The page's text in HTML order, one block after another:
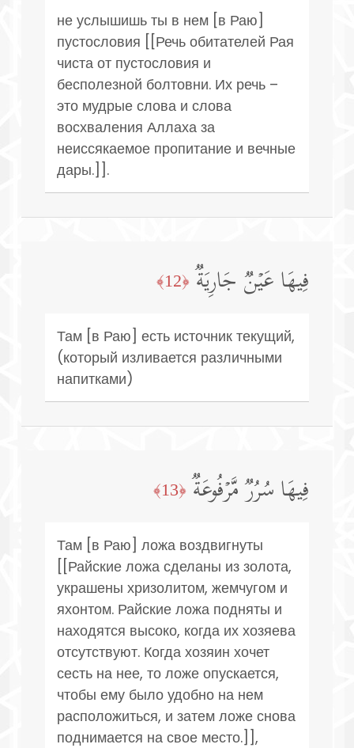
не услышишь ты в нем [в Раю]
пустословия [[Речь обитателей Рая
чиста от пустословия и
бесполезной болтовни. Их речь –
это мудрые слова и слова
восхваления Аллаха за
неиссякаемое пропитание и вечные
дары.]].
فِیهَا عَیۡنࣱ جَارِیَةࣱ ﴿12﴾
Там [в Раю] есть источник текущий,
(который изливается различными
напитками)
فِیهَا سُرُرࣱ مَّرۡفُوعَةࣱ ﴿13﴾
Там [в Раю] ложа воздвигнуты
[[Райские ложа сделаны из золота,
украшены хризолитом, жемчугом и
яхонтом. Райские ложа подняты и
находятся высоко, когда их хозяева
отсутствуют. Когда хозяин хочет
сесть на нее, то ложе опускается,
чтобы ему было удобно на нем
расположиться, и затем ложе снова
поднимается на свое место.]],